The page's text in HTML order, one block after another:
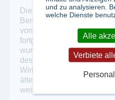
Die Tradition
Berufsstandes wurde
von dem Verleger und
fortgeführt, der im
wurde und sein
dessen Konzession bis
Wirken des
ältesten Verlags und
weiterlebt.
und zu analysieren.
welche Dienste
Alle
Verbiete